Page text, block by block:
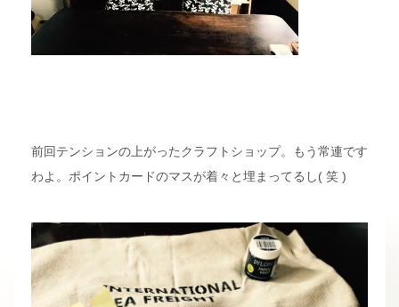
前回テンションの上がったクラフトショップ。もう常連です
わよ。ポイントカードのマスが着々と埋まってるし( 笑 )